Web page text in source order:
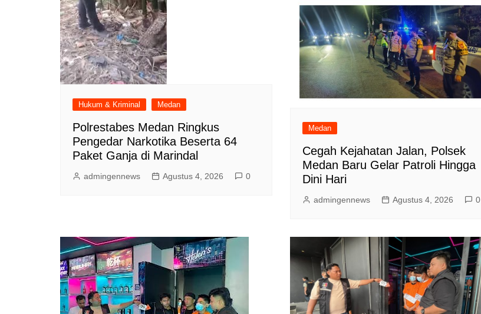
Hukum & Kriminal Medan
Polrestabes Medan Ringkus
Pengedar Narkotika Beserta 64
Paket Ganja di Marindal
admingennews Agustus 4, 2026 0
Medan
Cegah Kejahatan Jalan, Polsek
Medan Baru Gelar Patroli Hingga
Dini Hari
admingennews Agustus 4, 2026 0